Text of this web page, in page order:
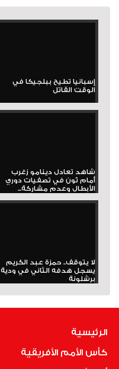
إسبانيا تطيح ببلجيكا في
الوقت القاتل
شاهد تعادل دينامو زغرب
أمام ثون في تصفيات دوري
الأبطال وعدم مشاركة...
لا يتوقف.. حمزة عبد الكريم
يسجل هدفه الثاني في ودية
برشلونة
الرئيسية
كأس الأمم الأفريقية